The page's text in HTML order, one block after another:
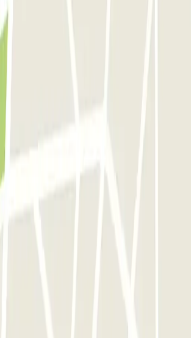
potrai usufruire dell'intera rete di
su Parclick.
potrai entrare e uscire dal
le volte che vorrai.
- Jaurès Zenpark: Opinioni